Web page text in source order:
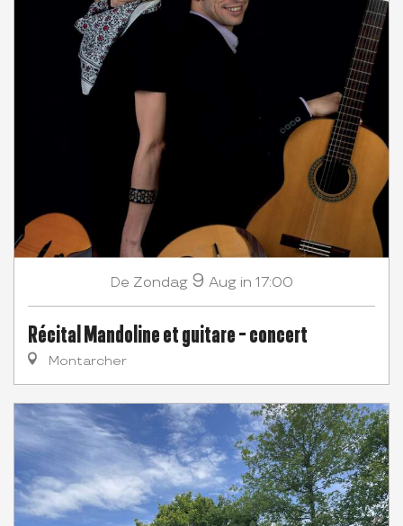
De Zondag 9 Aug in 17:00
Récital Mandoline et guitare - concert
Montarcher